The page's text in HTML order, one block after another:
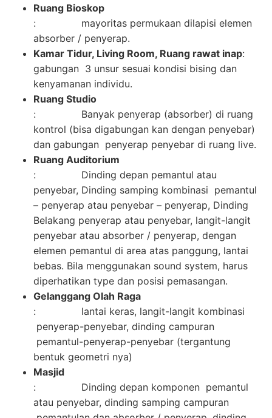
Ruang Bioskop
: mayoritas permukaan dilapisi elemen
absorber / penyerap.
Kamar Tidur, Living Room, Ruang rawat inap:
gabungan 3 unsur sesuai kondisi bising dan
kenyamanan individu.
Ruang Studio
: Banyak penyerap (absorber) di ruang
kontrol (bisa digabungan kan dengan penyebar)
dan gabungan penyerap penyebar di ruang live.
Ruang Auditorium
: Dinding depan pemantul atau
penyebar, Dinding samping kombinasi pemantul
– penyerap atau penyebar – penyerap, Dinding
Belakang penyerap atau penyebar, langit-langit
penyebar atau absorber / penyerap, dengan
elemen pemantul di area atas panggung, lantai
bebas. Bila menggunakan sound system, harus
diperhatikan type dan posisi pemasangan.
Gelanggang Olah Raga
: lantai keras, langit-langit kombinasi
penyerap-penyebar, dinding campuran
pemantul-penyerap-penyebar (tergantung
bentuk geometri nya)
Masjid
: Dinding depan komponen pemantul
atau penyebar, dinding samping campuran